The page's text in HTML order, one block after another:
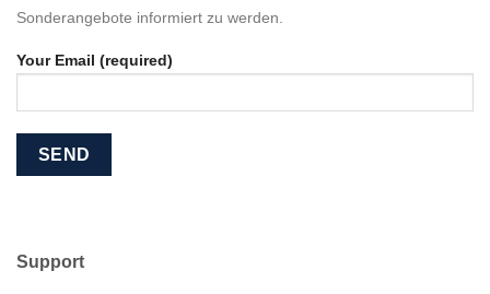
Support
Sonderangebote informiert zu werden.
Your Email (required)